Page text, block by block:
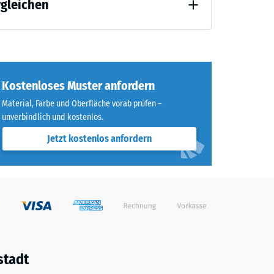
Kostenloses Muster anfordern
Material, Farbe und Oberfläche vorab prüfen –
unverbindlich und kostenlos.
Jetzt kostenlos anfordern